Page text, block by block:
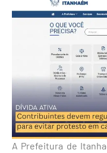
A Prefeitura de